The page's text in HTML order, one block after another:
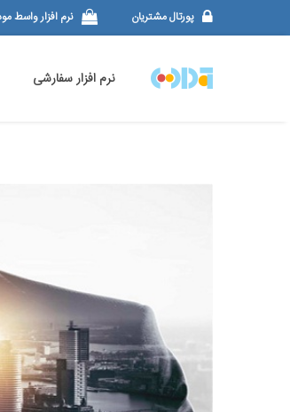
پورتال مشتریان نرم افزار واسط
نرم افزار سفارشی